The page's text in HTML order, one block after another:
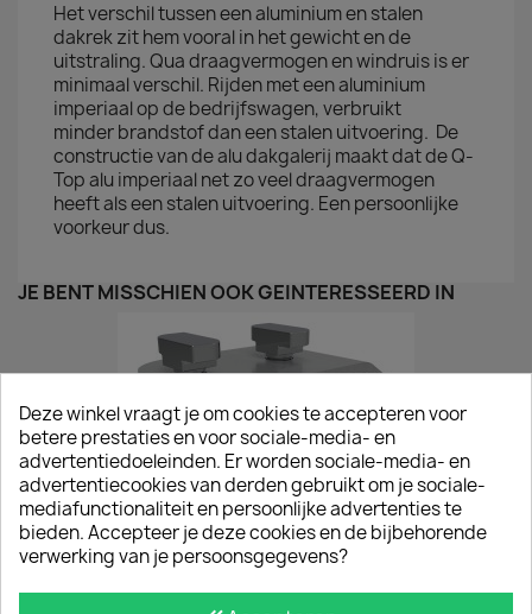
Het verschil tussen een aluminium en stalen
dakrek zit hem vooral in het gewicht en de
uitstraling. Qua draagvermogen en windruis is er
minimaal verschil. Rijden met een aluminium
imperiaal op de bedrijfswagen, verbruikt
minder brandstof dan een stalen uitvoering. De
constructie van de alu dakgalerij maakt dat de Q-
Top alu imperiaal net zo veel draagvermogen
heeft als een stalen uitvoering. Een persoonlijke
voorkeur dus.
JE BENT MISSCHIEN OOK GEÏNTERESSEERD IN
Deze winkel vraagt je om cookies te accepteren voor
betere prestaties en voor sociale-media- en
advertentiedoeleinden. Er worden sociale-media- en
advertentiecookies van derden gebruikt om je sociale-
mediafunctionaliteit en persoonlijke advertenties te
bieden. Accepteer je deze cookies en de bijbehorende
verwerking van je persoonsgegevens?